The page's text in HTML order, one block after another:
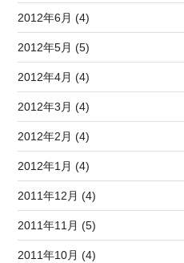
2012年6月 (4)
2012年5月 (5)
2012年4月 (4)
2012年3月 (4)
2012年2月 (4)
2012年1月 (4)
2011年12月 (4)
2011年11月 (5)
2011年10月 (4)